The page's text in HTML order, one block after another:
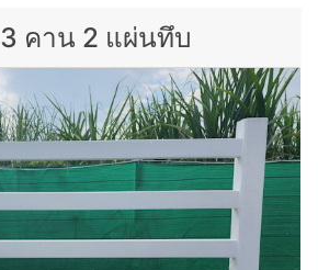
คาน 2 แผ่นทึบ